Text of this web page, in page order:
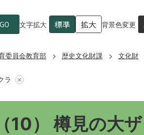
GO 文字拡大 標準 拡大 背景色変更
委員会教育部 歴史文化財課 文化財
ラ
10） 樽見の大